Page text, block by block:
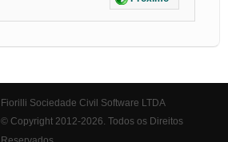
Fiorilli Sociedade Civil Software LTDA
© Copyright 2012-2026. Todos os Direitos